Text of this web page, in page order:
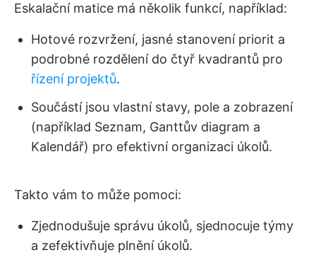
Eskalační matice má několik funkcí, například:
Hotové rozvržení, jasné stanovení priorit a
podrobné rozdělení do čtyř kvadrantů pro
řízení projektů.
Součástí jsou vlastní stavy, pole a zobrazení
(například Seznam, Ganttův diagram a
Kalendář) pro efektivní organizaci úkolů.
Takto vám to může pomoci:
Zjednodušuje správu úkolů, sjednocuje týmy
a zefektivňuje plnění úkolů.